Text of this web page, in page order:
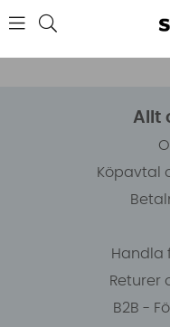
Allt
Köpavtal
Handla
Returer
B2B -